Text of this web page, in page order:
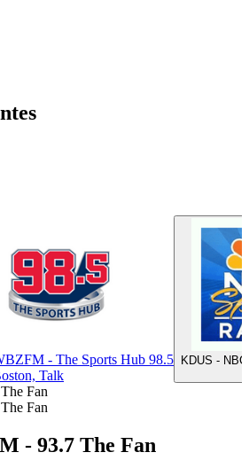
- The Sports Hub 98.5
Talk
KDUS -
Fan
Fan
- 93.7 The Fan